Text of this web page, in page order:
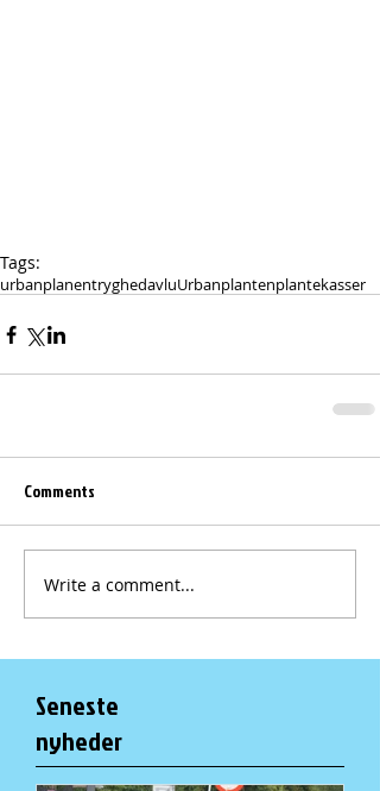
Tags:
urbanplanentryghedavluUrbanplantenplantekasser
Comments
Write a comment...
Seneste
nyheder